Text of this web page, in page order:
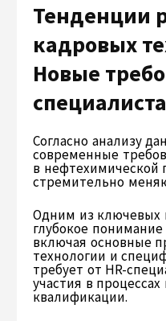
Тенденции
кадровых
Новые
Согласно анализу
современные
в
стремительно
Одним из ключевых
глубокое
включая основные
технологии и
требует от HR-
участия в
квалификации.